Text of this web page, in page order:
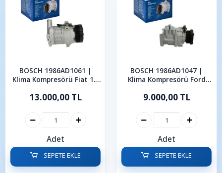
BOSCH 1986AD1061 |
Klima Kompresörü Fiat 1.6
13.000,00 TL
Adet
SEPETE EKLE
BOSCH 1986AD1047 |
Klima Kompresörü Ford
2013
9.000,00 TL
Adet
SEPETE EKLE